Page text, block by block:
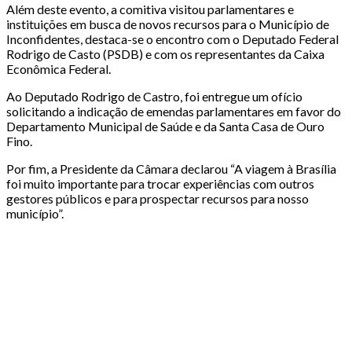
Além deste evento, a comitiva visitou parlamentares e
instituições em busca de novos recursos para o Município de
Inconfidentes, destaca-se o encontro com o Deputado Federal
Rodrigo de Casto (PSDB) e com os representantes da Caixa
Econômica Federal.
Ao Deputado Rodrigo de Castro, foi entregue um ofício
solicitando a indicação de emendas parlamentares em favor do
Departamento Municipal de Saúde e da Santa Casa de Ouro
Fino.
Por fim, a Presidente da Câmara declarou “A viagem à Brasília
foi muito importante para trocar experiências com outros
gestores públicos e para prospectar recursos para nosso
município”.